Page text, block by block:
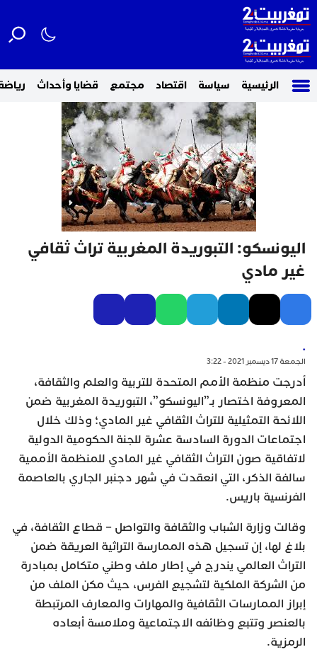
الرئيسية سياسة اقتصاد مجتمع قضايا وأحداث
اليونسكو: التبوريدة المغربية تراث ثقافي
غير مادي
.
الجمعة 17 ديسمبر 2021 - 3:22
أدرجت منظمة الأمم المتحدة للتربية والعلم والثقافة،
المعروفة اختصار بـ”اليونسكو”، التبوريدة المغربية ضمن
اللائحة التمثيلية للتراث الثقافي غير المادي؛ وذلك خلال
اجتماعات الدورة السادسة عشرة للجنة الحكومية الدولية
لاتفاقية صون التراث الثقافي غير المادي للمنظمة الأممية
سالفة الذكر، التي انعقدت في شهر دجنبر الجاري بالعاصمة
الفرنسية باريس.
وقالت وزارة الشباب والثقافة والتواصل – قطاع الثقافة، في
بلاغ لها، إن تسجيل هذه الممارسة التراثية العريقة ضمن
التراث العالمي يندرج في إطار ملف وطني متكامل بمبادرة
من الشركة الملكية لتشجيع الفرس، حيث مكن الملف من
إبراز الممارسات الثقافية والمهارات والمعارف المرتبطة
بالعنصر وتتبع وظائفه الاجتماعية وملامسة أبعاده
الرمزية.